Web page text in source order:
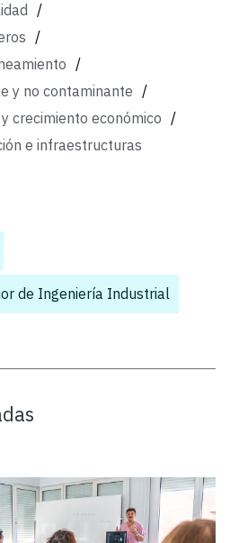
/
/
/
y no contaminante /
crecimiento económico /
e infraestructuras
de Ingeniería Industrial